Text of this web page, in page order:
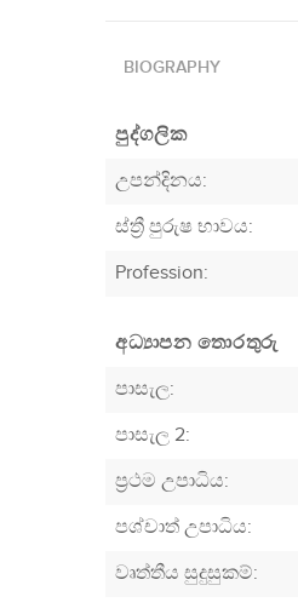
BIOGRAPHY
පුද්ගලික
උපන්දිනය:
ස්ත්‍රී පුරුෂ භාවය:
Profession:
අධ්‍යාපන තොරතුරු
පාසැල:
පාසැල 2:
ප්‍රථම උපාධිය:
පශ්චාත් උපාධිය:
වෘත්තීය සුදුසුකම්: